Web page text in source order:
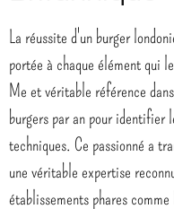
La réussite d'un burger
portée à chaque élément qui
Me et véritable référence
burgers par an pour identifier
techniques. Ce passionné a
une véritable expertise
établissements phares